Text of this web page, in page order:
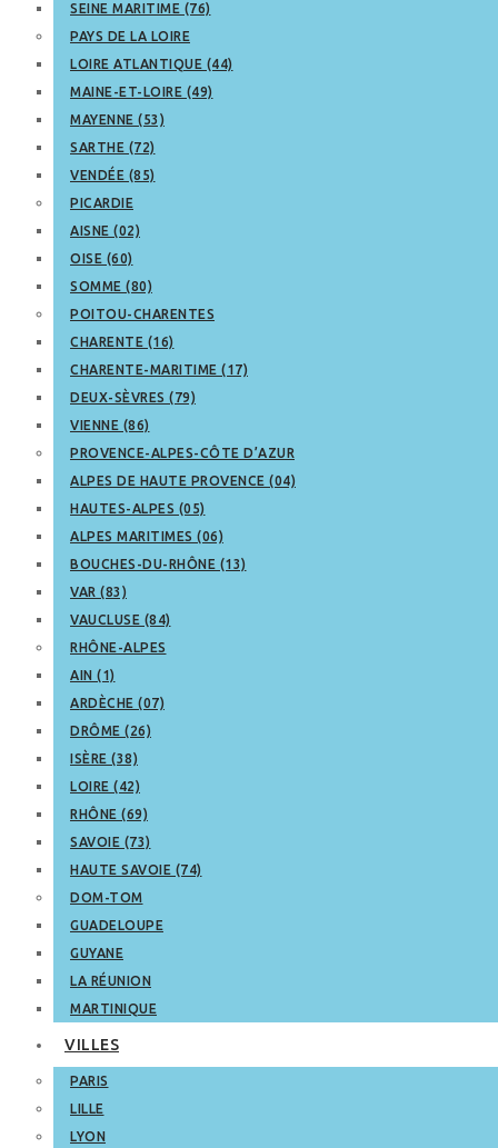
SEINE MARITIME (76)
PAYS DE LA LOIRE
LOIRE ATLANTIQUE (44)
MAINE-ET-LOIRE (49)
MAYENNE (53)
SARTHE (72)
VENDÉE (85)
PICARDIE
AISNE (02)
OISE (60)
SOMME (80)
POITOU-CHARENTES
CHARENTE (16)
CHARENTE-MARITIME (17)
DEUX-SÈVRES (79)
VIENNE (86)
PROVENCE-ALPES-CÔTE D’AZUR
ALPES DE HAUTE PROVENCE (04)
HAUTES-ALPES (05)
ALPES MARITIMES (06)
BOUCHES-DU-RHÔNE (13)
VAR (83)
VAUCLUSE (84)
RHÔNE-ALPES
AIN (1)
ARDÈCHE (07)
DRÔME (26)
ISÈRE (38)
LOIRE (42)
RHÔNE (69)
SAVOIE (73)
HAUTE SAVOIE (74)
DOM-TOM
GUADELOUPE
GUYANE
LA RÉUNION
MARTINIQUE
VILLES
PARIS
LILLE
LYON